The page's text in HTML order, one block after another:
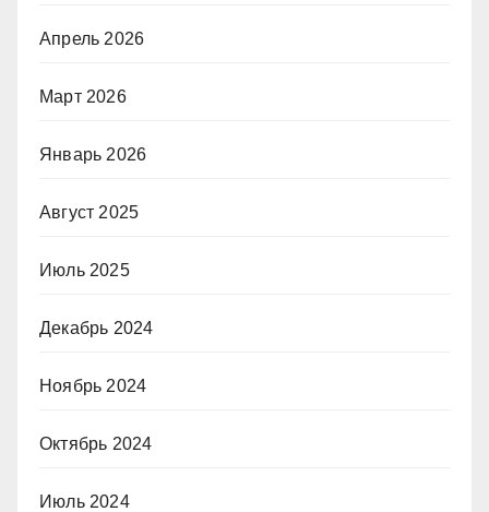
Апрель 2026
Март 2026
Январь 2026
Август 2025
Июль 2025
Декабрь 2024
Ноябрь 2024
Октябрь 2024
Июль 2024